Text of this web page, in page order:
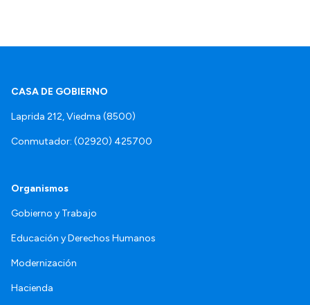
CASA DE GOBIERNO
Laprida 212, Viedma (8500)
Conmutador: (02920) 425700
Organismos
Gobierno y Trabajo
Educación y Derechos Humanos
Modernización
Hacienda